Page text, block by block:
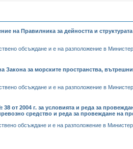
на Правилника за дейността и
обсъждане и е на разположение в
Закона за морските пространства,
обсъждане и е на разположение в
от 2004 г. за условията и реда за
средство и реда за провеждане на
обсъждане и е на разположение в